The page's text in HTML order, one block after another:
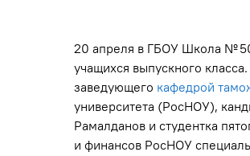
20 апреля в ГБОУ Школа №
учащихся выпускного
заведующего кафедрой
университета (РосНОУ),
Рамалданов и студентка
и финансов РосНОУ